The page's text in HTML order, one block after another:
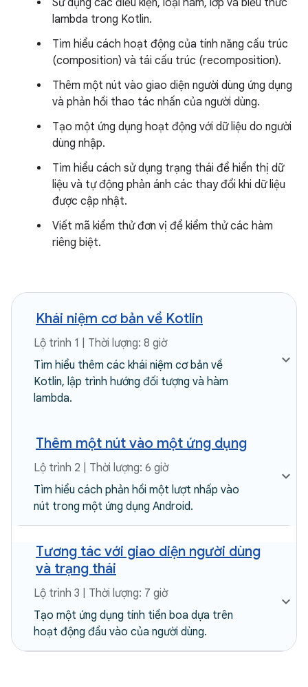
Sử dụng các điều kiện, loại hàm, lớp và biểu thức
lambda trong Kotlin.
Tìm hiểu cách hoạt động của tính năng cấu trúc
(composition) và tái cấu trúc (recomposition).
Thêm một nút vào giao diện người dùng ứng dụng
và phản hồi thao tác nhấn của người dùng.
Tạo một ứng dụng hoạt động với dữ liệu do người
dùng nhập.
Tìm hiểu cách sử dụng trạng thái để hiển thị dữ
liệu và tự động phản ánh các thay đổi khi dữ liệu
được cập nhật.
Viết mã kiểm thử đơn vị để kiểm thử các hàm
riêng biệt.
Khái niệm cơ bản về Kotlin
Lộ trình 1 | Thời lượng: 8 giờ
Tìm hiểu thêm các khái niệm cơ bản về
Kotlin, lập trình hướng đối tượng và hàm
lambda.
Thêm một nút vào một ứng dụng
Lộ trình 2 | Thời lượng: 6 giờ
Tìm hiểu cách phản hồi một lượt nhấp vào
nút trong một ứng dụng Android.
Tương tác với giao diện người dùng
và trạng thái
Lộ trình 3 | Thời lượng: 7 giờ
Tạo một ứng dụng tính tiền boa dựa trên
hoạt động đầu vào của người dùng.